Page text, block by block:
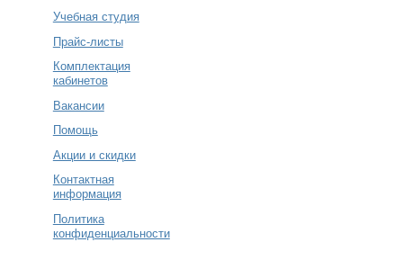
Учебная студия
Прайс-листы
Комплектация
кабинетов
Вакансии
Помощь
Акции и скидки
Контактная
информация
Политика
конфиденциальности